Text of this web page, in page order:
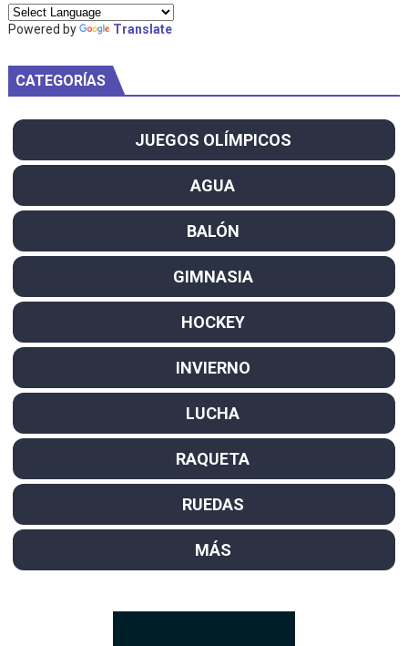
Powered by Translate
CATEGORÍAS
JUEGOS OLÍMPICOS
AGUA
BALÓN
GIMNASIA
HOCKEY
INVIERNO
LUCHA
RAQUETA
RUEDAS
MÁS